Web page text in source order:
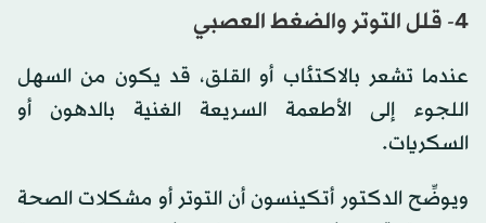
4- قلل التوتر والضغط العصبي
عندما تشعر بالاكتئاب أو القلق، قد يكون من السهل
اللجوء إلى الأطعمة السريعة الغنية بالدهون أو
السكريات.
ويوضِّح الدكتور أتكينسون أن التوتر أو مشكلات الصحة